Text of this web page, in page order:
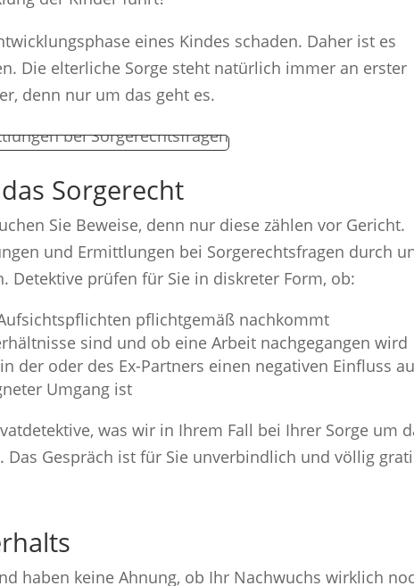
eines Kindes schaden. Daher ist es
Die elterliche Sorge steht natürlich immer an erster
denn nur um das geht es.
Sorgerecht
Sie Beweise, denn nur diese zählen vor Gericht.
und Ermittlungen bei Sorgerechtsfragen durch
Detektive prüfen für Sie in diskreter Form, ob:
pflichtgemäß nachkommt
sind und ob eine Arbeit nachgegangen wird
der oder des Ex-Partners einen negativen Einfluss
Umgang ist
was wir in Ihrem Fall bei Ihrer Sorge um
Gespräch ist für Sie unverbindlich und völlig
haben keine Ahnung, ob Ihr Nachwuchs wirklich